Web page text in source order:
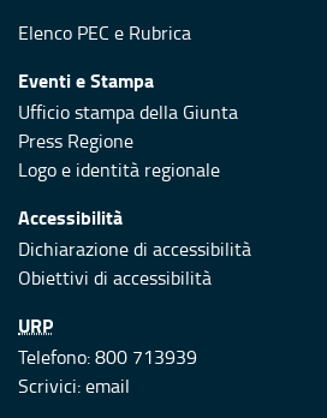
Elenco PEC e Rubrica
Eventi e Stampa
Ufficio stampa della Giunta
Press Regione
Logo e identità regionale
Accessibilità
Dichiarazione di accessibilità
Obiettivi di accessibilità
URP
Telefono: 800 713939
Scrivici:email